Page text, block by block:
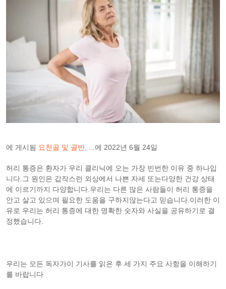
에 게시됨 요천골 및 골반 ...에 2022년 6월 24일
허리 통증은 환자가 우리 클리닉에 오는 가장 빈번한 이유 중 하나입
니다.그 원인은 갑작스런 외상에서 나쁜 자세 또는다양한 건강 상태
에 이르기까지 다양합니다.우리는 다른 많은 사람들이 허리 통증을
안고 살고 있으며 필요한 도움을 구하지않는다고 믿습니다.이러한 이
유로 우리는 허리 통증에 대한 명확한 숫자와 사실을 공유하기로 결
정했습니다.
우리는 모든 독자가이 기사를 읽은 후 세 가지 주요 사항을 이해하기
를 바랍니다